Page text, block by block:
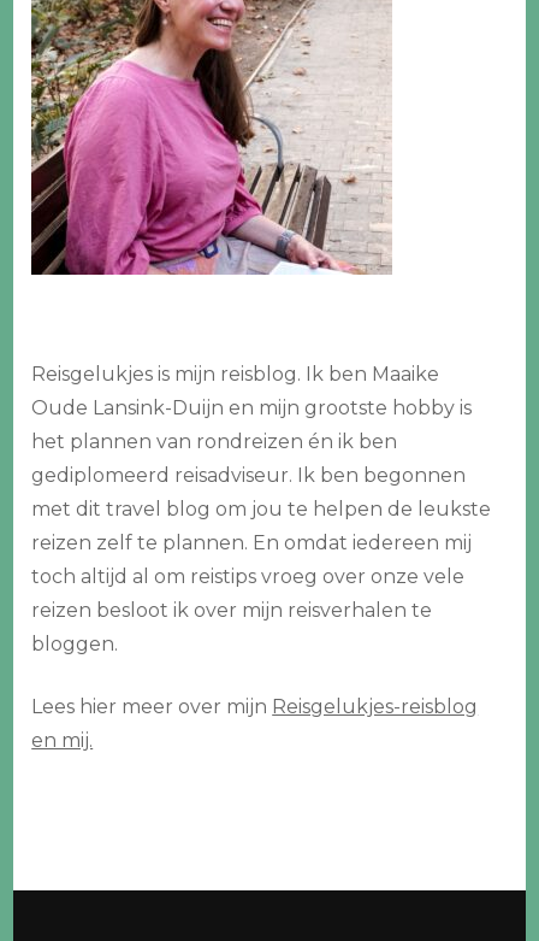
Reisgelukjes is mijn reisblog. Ik ben Maaike
Oude Lansink-Duijn en mijn grootste hobby is
het plannen van rondreizen én ik ben
gediplomeerd reisadviseur. Ik ben begonnen
met dit travel blog om jou te helpen de leukste
reizen zelf te plannen. En omdat iedereen mij
toch altijd al om reistips vroeg over onze vele
reizen besloot ik over mijn reisverhalen te
bloggen.
Lees hier meer over mijn Reisgelukjes-reisblog
en mij.